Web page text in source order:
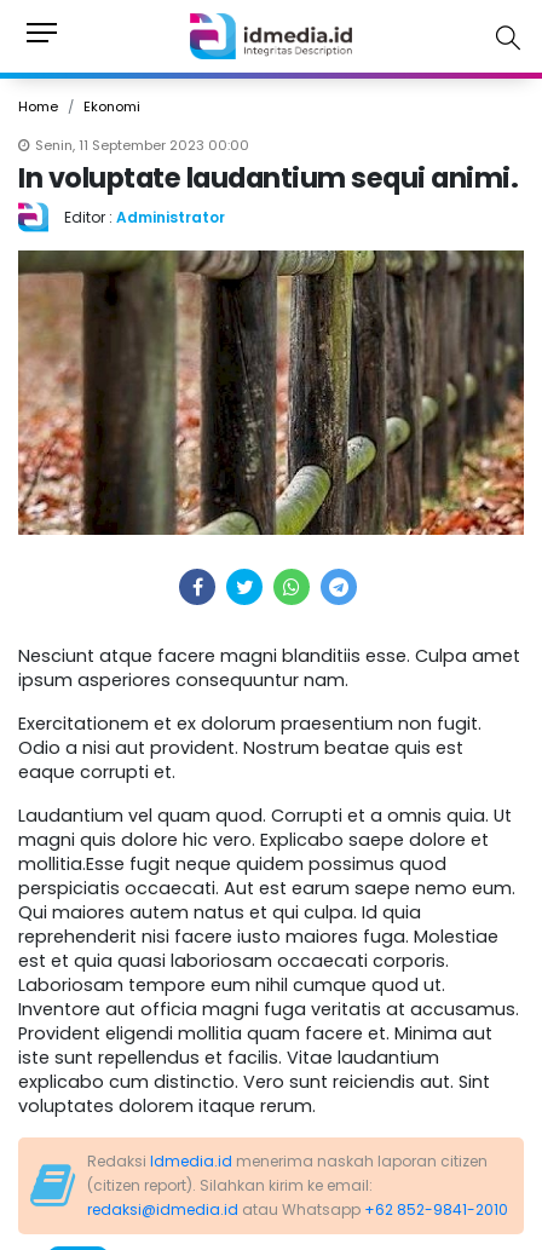
Home
Ekonomi
Senin, 11 September 2023 00:00
In voluptate laudantium sequi animi.
Editor : Administrator
Nesciunt atque facere magni blanditiis esse. Culpa amet
ipsum asperiores consequuntur nam.
Exercitationem et ex dolorum praesentium non fugit.
Odio a nisi aut provident. Nostrum beatae quis est
eaque corrupti et.
Laudantium vel quam quod. Corrupti et a omnis quia. Ut
magni quis dolore hic vero. Explicabo saepe dolore et
mollitia.Esse fugit neque quidem possimus quod
perspiciatis occaecati. Aut est earum saepe nemo eum.
Qui maiores autem natus et qui culpa. Id quia
reprehenderit nisi facere iusto maiores fuga. Molestiae
est et quia quasi laboriosam occaecati corporis.
Laboriosam tempore eum nihil cumque quod ut.
Inventore aut officia magni fuga veritatis at accusamus.
Provident eligendi mollitia quam facere et. Minima aut
iste sunt repellendus et facilis. Vitae laudantium
explicabo cum distinctio. Vero sunt reiciendis aut. Sint
voluptates dolorem itaque rerum.
Redaksi Idmedia.id menerima naskah laporan citizen
(citizen report). Silahkan kirim ke email:
redaksi@idmedia.id atau Whatsapp +62 852-9841-2010